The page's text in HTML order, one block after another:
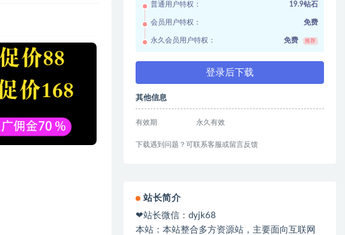
普通用户特权： 19.9钻石
会员用户特权： 免费
永久会员用户特权： 免费 推荐
登录后下载
其他信息
有效期 永久有效
下载遇到问题？可联系客服或留言反馈
站长简介
❤站长微信：dyjk68
本站：本站整合多方资源站，主要面向互联网